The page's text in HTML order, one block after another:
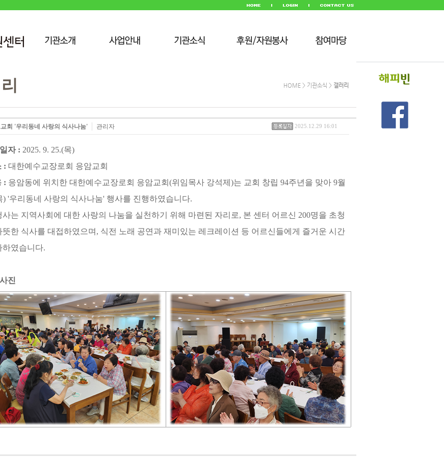
HOME > 기관소식 > 갤러리
회 '우리동네 사랑의 식사나눔' 관리자 2025.12.29 16:01
자 : 2025. 9. 25.(목)
: 대한예수교장로회 응암교회
: 응암동에 위치한 대한예수교장로회 응암교회(위임목사 강석제)는 교회 창립 94주년을 맞아 9월
) '우리동네 사랑의 식사나눔' 행사를 진행하였습니다.
사는 지역사회에 대한 사랑의 나눔을 실천하기 위해 마련된 자리로, 본 센터 어르신 200명을 초청
뜻한 식사를 대접하였으며, 식전 노래 공연과 재미있는 레크레이션 등 어르신들에게 즐거운 시간
하였습니다.
진